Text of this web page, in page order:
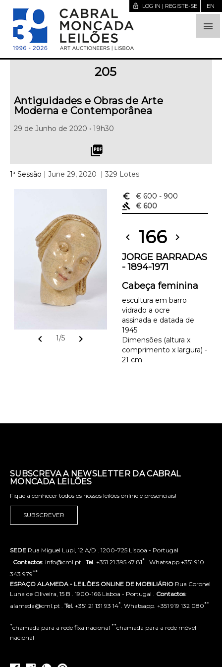

lock_open LOG IN | REGISTE-SE EN
205
Antiguidades e Obras de Arte
Moderna e Contemporânea
29 de Junho de 2020 • 19h30
picture_as_pdf
1ª Sessão | June 29, 2020 | 329 Lotes
chevron_left 1/5 chevron_right
euro_symbol € 600 - 900
gavel
€ 600
chevron_left 166 chevron_right
JORGE BARRADAS
- 1894-1971
Cabeça feminina
escultura em barro
vidrado a ocre
assinada e datada de
1945
Dimensões (altura x
comprimento x largura) -
21 cm
SUBSCREVA A NEWSLETTER DA CABRAL
MONCADA LEILÕES
Fique a conhecer todos os nossos leilões online e presenciais!
SUBSCREVER
SEDE Rua Miguel Lupi, 12 A/D . 1200-725 Lisboa - Portugal
Contactos: info@cml.pt . Tel. +351 21 395 47 81* . Whatsapp +351 910
343 979**
ESPAÇO ALAMEDA - LEILÕES ONLINE DE MOBILIÁRIO Rua Coronel
Luna de Oliveira, 15 B . 1900-166 Lisboa - Portugal . Contactos:
alameda@cml.pt . Tel. +351 21 131 93 14* . Whatsapp. +351 919 132 080**
*chamada para a rede fixa nacional **chamada para a rede móvel
nacional